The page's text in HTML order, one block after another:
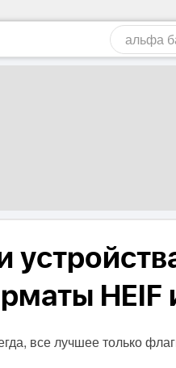
HEIF
все лучшее только